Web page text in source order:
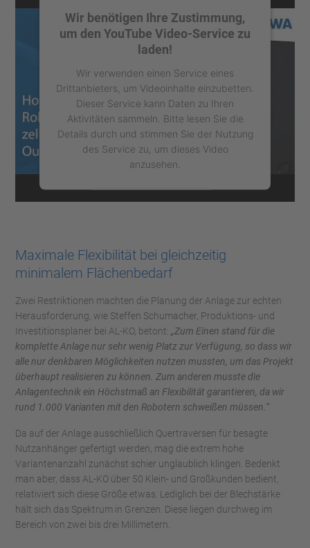
Wir benötigen Ihre Zustimmung,
um den YouTube Video-Service zu
laden!
Wir verwenden einen Service eines
Drittanbieters, um Videoinhalte einzubetten.
Dieser Service kann Daten zu Ihren
Aktivitäten sammeln. Bitte lesen Sie die
Details durch und stimmen Sie der Nutzung
des Service zu, um dieses Video
anzusehen.
Mehr Informationen
powered byUsercentrics Consent
Management Platform
Maximale Flexibilität bei gleichzeitig
minimalem Flächenbedarf
Zwei Restriktionen machten die Planung der Anlage zur echten
Herausforderung, wie Steffen Schumacher, Produktions- und
Investitionsplaner bei AL-KO, betont: „Zum Einen stand für die
komplette Anlage nur sehr wenig Platz zur Verfügung, so dass wir
alle nur denkbaren Möglichkeiten nutzen mussten, um das Projekt
überhaupt realisieren zu können. Zum anderen musste die
Anlagentechnik ein Höchstmaß an Flexibilität garantieren, da wir
rund 1.000 Varianten mit den Robotern schweißen müssen.“
Da auf der Anlage ausschließlich Quertraversen für besagte
Nutzanhänger gefertigt werden, mag die extrem hohe
Variantenanzahl zunächst schier unglaublich klingen. Bedenkt
man aber, dass AL-KO über 50 Klein- und Großkunden bedient,
relativiert sich diese Größe etwas. Lediglich bei der Blechstärke
hält sich das Spektrum in Grenzen. Diese liegen durchweg im
Bereich von zwei bis drei Millimetern.